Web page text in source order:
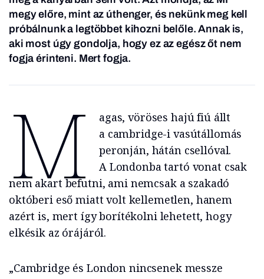
megy előre, mint az úthenger, és nekünk meg kell
próbálnunk a legtöbbet kihozni belőle. Annak is,
aki most úgy gondolja, hogy ez az egész őt nem
fogja érinteni. Mert fogja.
M
agas, vöröses hajú fiú állt
a cambridge-i vasútállomás
peronján, hátán csellóval.
A Londonba tartó vonat csak
nem akart befutni, ami nemcsak a szakadó
októberi eső miatt volt kellemetlen, hanem
azért is, mert így borítékolni lehetett, hogy
elkésik az órájáról.
„Cambridge és London nincsenek messze